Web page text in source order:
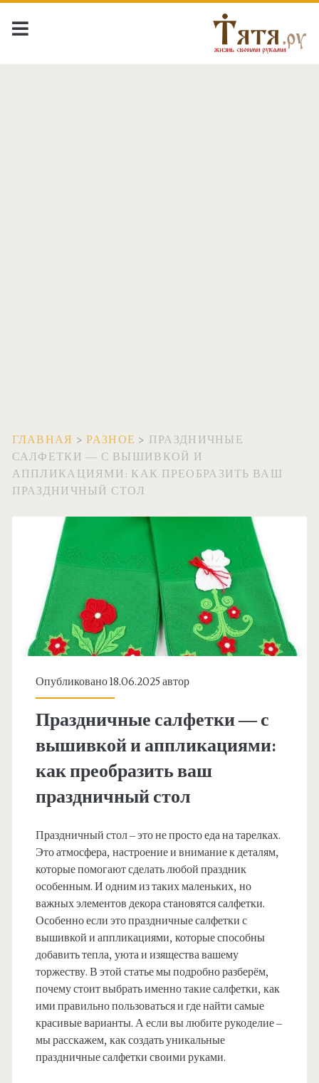
ГЛАВНАЯ >РАЗНОЕ > ПРАЗДНИЧНЫЕ
САЛФЕТКИ — С ВЫШИВКОЙ И
АППЛИКАЦИЯМИ: КАК ПРЕОБРАЗИТЬ ВАШ
ПРАЗДНИЧНЫЙ СТОЛ
Опубликовано 18.06.2025 автор
Праздничные салфетки — с
вышивкой и аппликациями:
как преобразить ваш
праздничный стол
Праздничный стол – это не просто еда на тарелках.
Это атмосфера, настроение и внимание к деталям,
которые помогают сделать любой праздник
особенным. И одним из таких маленьких, но
важных элементов декора становятся салфетки.
Особенно если это праздничные салфетки с
вышивкой и аппликациями, которые способны
добавить тепла, уюта и изящества вашему
торжеству. В этой статье мы подробно разберём,
почему стоит выбрать именно такие салфетки, как
ими правильно пользоваться и где найти самые
красивые варианты. А если вы любите рукоделие –
мы расскажем, как создать уникальные
праздничные салфетки своими руками.